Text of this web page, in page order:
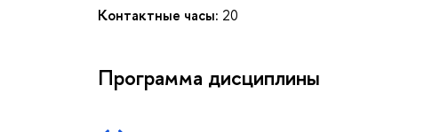
Контактные часы: 20
Программа дисциплины